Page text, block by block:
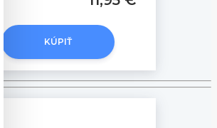
KÚPIŤ